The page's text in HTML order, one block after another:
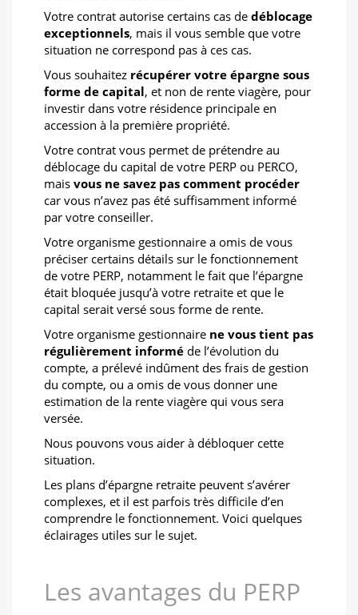
Votre contrat autorise certains cas de déblocage
exceptionnels, mais il vous semble que votre
situation ne correspond pas à ces cas.
Vous souhaitez récupérer votre épargne sous
forme de capital, et non de rente viagère, pour
investir dans votre résidence principale en
accession à la première propriété.
Votre contrat vous permet de prétendre au
déblocage du capital de votre PERP ou PERCO,
mais vous ne savez pas comment procéder
car vous n’avez pas été suffisamment informé
par votre conseiller.
Votre organisme gestionnaire a omis de vous
préciser certains détails sur le fonctionnement
de votre PERP, notamment le fait que l’épargne
était bloquée jusqu’à votre retraite et que le
capital serait versé sous forme de rente.
Votre organisme gestionnaire ne vous tient pas
régulièrement informé de l’évolution du
compte, a prélevé indûment des frais de gestion
du compte, ou a omis de vous donner une
estimation de la rente viagère qui vous sera
versée.
Nous pouvons vous aider à débloquer cette
situation.
Les plans d’épargne retraite peuvent s’avérer
complexes, et il est parfois très difficile d’en
comprendre le fonctionnement. Voici quelques
éclairages utiles sur le sujet.
Les avantages du PERP